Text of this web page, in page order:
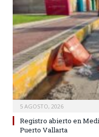
5 AGOSTO, 2026
Registro abierto en
Puerto Vallarta